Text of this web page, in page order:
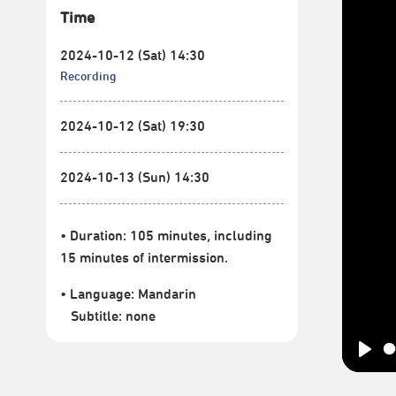
Time
2024-10-12 (Sat) 14:30
Recording
2024-10-12 (Sat) 19:30
2024-10-13 (Sun) 14:30
• Duration: 105 minutes, including
15 minutes of intermission.
• Language: Mandarin
Subtitle: none